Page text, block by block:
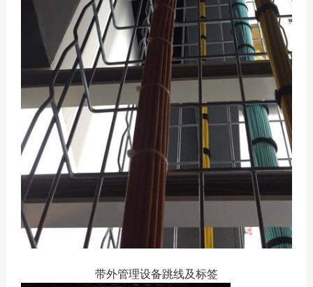
带外管理设备跳线及标签